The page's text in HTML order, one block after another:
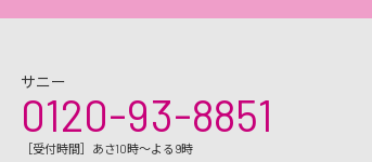
サニー
0120-93-8851
［受付時間］あさ10時～よる9時